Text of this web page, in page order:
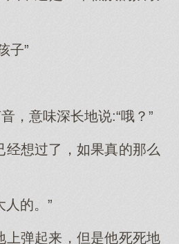
子”
，意味深长地说:“哦？”
想过了，如果真的那么
的。”
上弹起来，但是他死死地